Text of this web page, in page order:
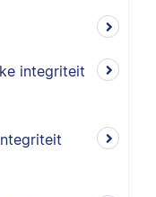
integriteit